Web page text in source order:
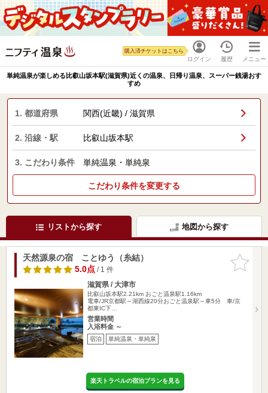
ログイン
購入済チケットはこちら
履歴 メニュー
単純温泉が楽しめる比叡山坂本駅(滋賀県)近くの温泉、日帰り温泉、スーパー銭湯おす
すめ
1. 都道府県 関西(近畿) / 滋賀県
2. 沿線・駅 比叡山坂本駅
3. こだわり条件 単純温泉・単純泉
こだわり条件を変更する
リストから探す 地図から探す
お気に入
りに追加
天然源泉の宿 ことゆう（糸結）
5.0点/ 1 件
滋賀県 / 大津市
比叡山坂本駅2.21km おごと温泉駅1.16km
電車/JR京都駅～湖西線20分おごと温泉駅～車5分 車/京
都東IC下…
営業時間
入浴料金 ～
宿泊 単純温泉・単純泉
楽天トラベルの宿泊プランを見る